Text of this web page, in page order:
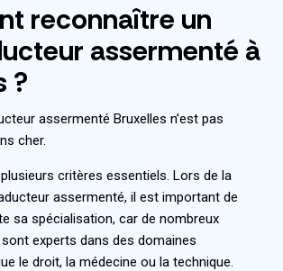
reconnaître un
assermenté à
?
assermenté Bruxelles n’est pas
cher.
critères essentiels. Lors de la
assermenté, il est important de
sa spécialisation, car de nombreux
experts dans des domaines
le droit, la médecine ou la technique.